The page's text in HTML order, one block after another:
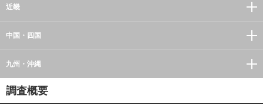
近畿
中国・四国
九州・沖縄
調査概要